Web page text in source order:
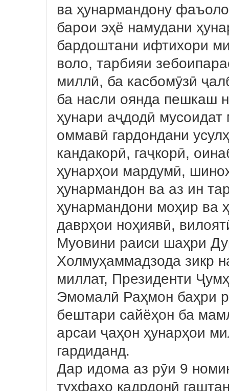
ва ҳунармандону
барои эҳё намудани
бардоштани ифтихори
воло, тарбияи
миллӣ, ба касбомӯзӣ
ба насли оянда пешкаш
ҳунари аҷдодӣ
оммавӣ гардондани
кандакорӣ, гаҷкорӣ,
ҳунарҳои мардумӣ,
ҳунармандон ва аз ин
ҳунармандони моҳир ва
даврҳои ноҳиявӣ,
Муовини раиси шаҳри
Холмуҳаммадзода зикр
миллат, Президенти
Эмомалӣ Раҳмон баҳри
бештари сайёҳон ба
арсаи ҷаҳон ҳунарҳои
гардиданд.
Дар идома аз рӯи 9
туҳфаҳо қадрдонӣ